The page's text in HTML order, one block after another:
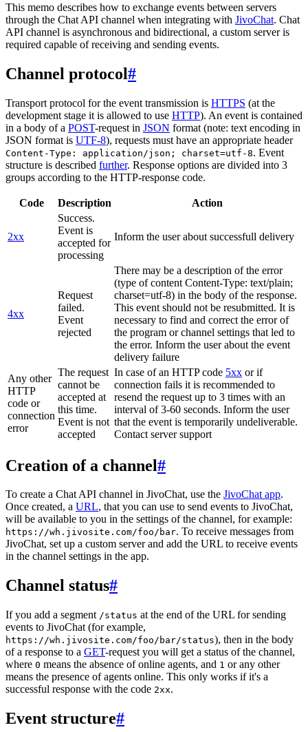
This memo describes how to exchange events between servers
through the Chat API channel when integrating with JivoChat. Chat
API channel is asynchronous and bidirectional, a custom server is
required capable of receiving and sending events.
Channel protocol#
Transport protocol for the event transmission is HTTPS (at the
development stage it is allowed to use HTTP). An event is contained
in a body of a POST-request in JSON format (note: text encoding in
JSON format is UTF-8), requests must have an appropriate header
Content-Type: application/json; charset=utf-8. Event
structure is described further. Response options are divided into 3
groups according to the HTTP-response code.
Code Description Action
2xx
Success.
Event is
accepted for
processing
Inform the user about successfull delivery
4xx
Request
failed.
Event
rejected
There may be a description of the error
(type of content Content-Type: text/plain;
charset=utf-8) in the body of the response.
This event should not be resubmitted. It is
necessary to find and correct the error of
the program or channel settings that led to
the error. Inform the user about the event
delivery failure
Any other
HTTP
code or
connection
error
The request
cannot be
accepted at
this time.
Event is not
accepted
In case of an HTTP code 5xx or if
connection fails it is recommended to
resend the request up to 3 times with an
interval of 3-60 seconds. Inform the user
that the event is temporarily undeliverable.
Contact server support
Creation of a channel#
To create a Chat API channel in JivoChat, use the JivoChat app.
Once created, a URL, that you can use to send events to JivoChat,
will be available to you in the settings of the channel, for example:
https://wh.jivosite.com/foo/bar. To receive messages from
JivoChat, set up a custom server and add the URL to receive events
in the channel settings in the app.
Channel status#
If you add a segment /status at the end of the URL for sending
events to JivoChat (for example,
https://wh.jivosite.com/foo/bar/status), then in the body
of a response to a GET-request you will get a status of the channel,
where 0 means the absence of online agents, and 1 or any other
means the presence of agents online. This only works if it's a
successful response with the code 2xx.
Event structure#